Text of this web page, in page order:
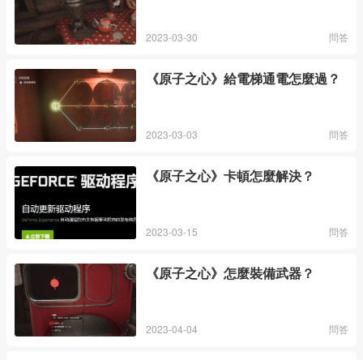
2023-03-30 問答
《原子之心》給電梯通電怎麼過？
2023-03-03 問答
《原子之心》卡頓怎麼解決？
2023-03-15 問答
《原子之心》怎麼裝備武器？
2023-04-04 問答